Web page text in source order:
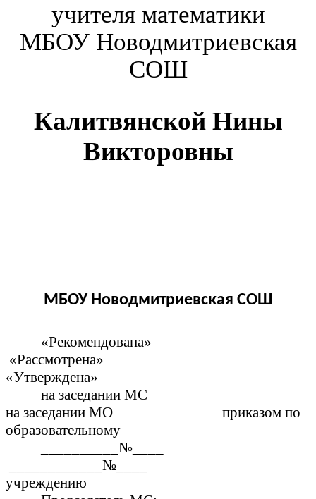
учителя математики
МБОУ Новодмитриевская
СОШ
Калитвянской Нины
Викторовны
МБОУ Новодмитриевская СОШ
«Рекомендована»
«Рассмотрена»
«Утверждена»
на заседании МС
на заседании МО приказом по
образовательному
__________№____
____________№____
учреждению